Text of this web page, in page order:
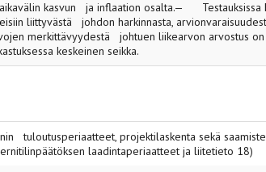
kasvun ja inflaation osalta.— Testauksissa
liittyvästä johdon harkinnasta,
merkittä­vyydestä johtuen liikearvon arvostus on
keskeinen seikka.
tuloutusperiaatteet, projektilaskenta sekä
laadintaperiaatteet ja liitetieto 18)